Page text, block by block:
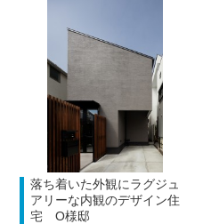
落ち着いた外観にラグジュ
アリーな内観のデザイン住
宅 O様邸